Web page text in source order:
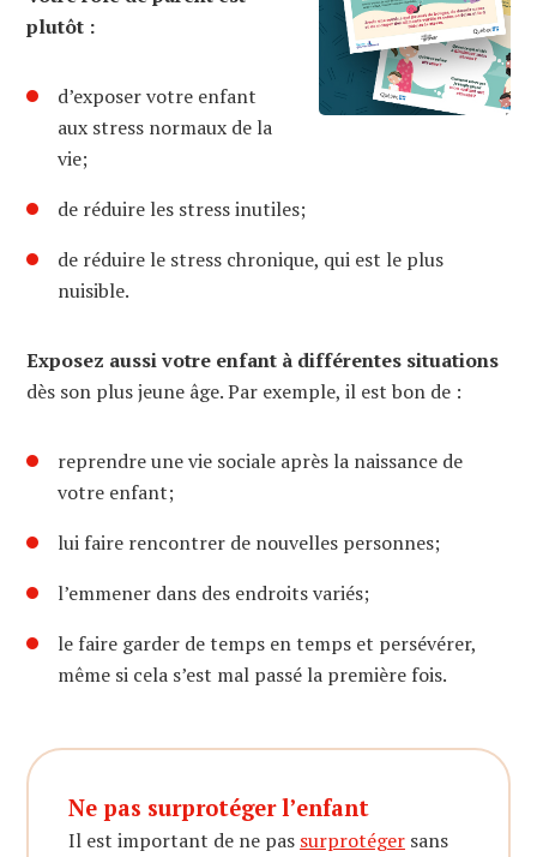
plutôt :
d’exposer votre enfant
aux stress normaux de la
vie;
de réduire les stress inutiles;
de réduire le stress chronique, qui est le plus
nuisible.
Exposez aussi votre enfant à différentes situations
dès son plus jeune âge. Par exemple, il est bon de :
reprendre une vie sociale après la naissance de
votre enfant;
lui faire rencontrer de nouvelles personnes;
l’emmener dans des endroits variés;
le faire garder de temps en temps et persévérer,
même si cela s’est mal passé la première fois.
Ne pas surprotéger l’enfant
Il est important de ne pas surprotéger sans